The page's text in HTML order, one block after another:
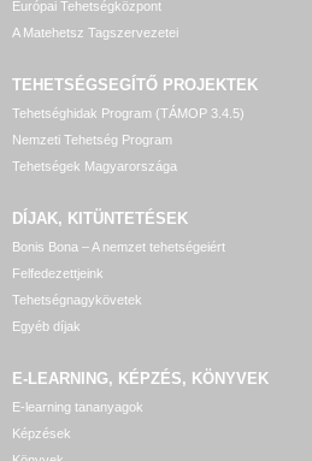
Európai Tehetségközpont
A Matehetsz Tagszervezetei
TEHETSÉGSEGÍTŐ PROJEKTEK
Tehetséghidak Program (TÁMOP 3.4.5)
Nemzeti Tehetség Program
Tehetségek Magyarországa
DÍJAK, KITÜNTETÉSEK
Bonis Bona – A nemzet tehetségeiért
Felfedezettjeink
Tehetségnagykövetek
Egyéb díjak
E-LEARNING, KÉPZÉS, KÖNYVEK
E-learning tananyagok
Képzések